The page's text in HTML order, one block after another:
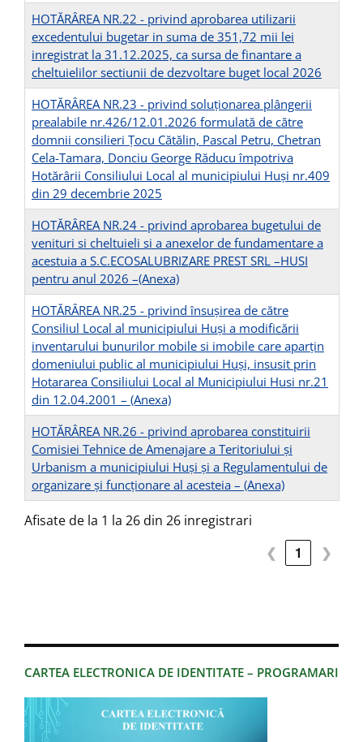
CARTEA ELECTRONICA DE IDENTITATE – PROGRAMARI
HOTĂRÂREA NR.22 - privind aprobarea utilizarii
excedentului bugetar in suma de 351,72 mii lei
inregistrat la 31.12.2025, ca sursa de finantare a
cheltuielilor sectiunii de dezvoltare buget local 2026
HOTĂRÂREA NR.23 - privind soluționarea plângerii
prealabile nr.426/12.01.2026 formulată de către
domnii consilieri Țocu Cătălin, Pascal Petru, Chetran
Cela-Tamara, Donciu George Răducu împotriva
Hotărârii Consiliului Local al municipiului Huși nr.409
din 29 decembrie 2025
HOTĂRÂREA NR.24 - privind aprobarea bugetului de
venituri si cheltuieli si a anexelor de fundamentare a
acestuia a S.C.ECOSALUBRIZARE PREST SRL –HUSI
pentru anul 2026 –(Anexa)
HOTĂRÂREA NR.25 - privind însuşirea de către
Consiliul Local al municipiului Huși a modificării
inventarului bunurilor mobile si imobile care aparţin
domeniului public al municipiului Huşi, insusit prin
Hotararea Consiliului Local al Municipiului Husi nr.21
din 12.04.2001 – (Anexa)
HOTĂRÂREA NR.26 - privind aprobarea constituirii
Comisiei Tehnice de Amenajare a Teritoriului și
Urbanism a municipiului Huși și a Regulamentului de
organizare și funcționare al acesteia – (Anexa)
Afisate de la 1 la 26 din 26 inregistrari
❮ 1 ❯